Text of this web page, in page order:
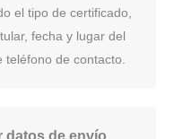
el tipo de certificado,
fecha y lugar del
de contacto.